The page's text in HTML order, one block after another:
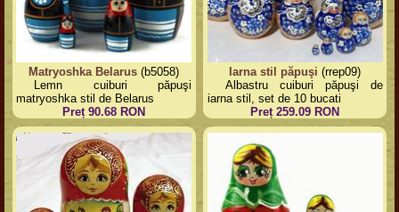
Matryoshka Belarus (b5058)
Lemn cuiburi păpuşi
matryoshka stil de Belarus
Preț 90.68 RON
Iarna stil păpuşi (rrep09)
Albastru cuiburi păpuşi de
iarna stil, set de 10 bucati
Preț 259.09 RON